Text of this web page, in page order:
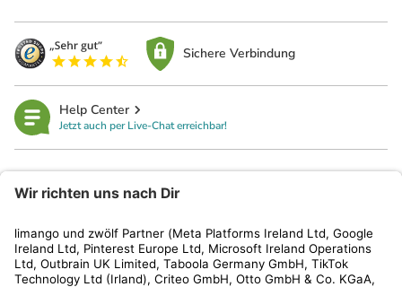
Sichere Verbindung
Help Center
Jetzt auch per Live-Chat erreichbar!
Kundenservice